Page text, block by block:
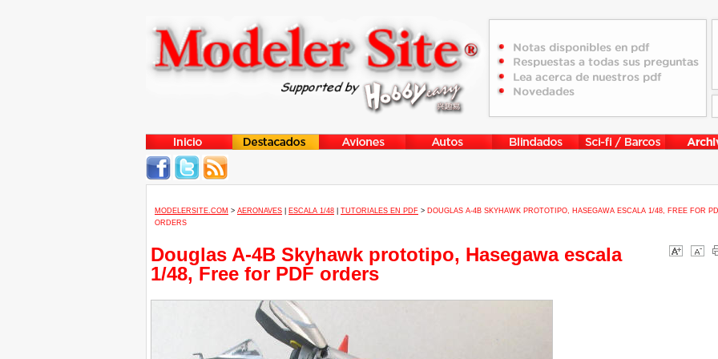
MODELERSITE.COM > AERONAVES ESCALA 1/48 TUTORIALES EN PDF > DOUGLAS A-4B SKYHAWK PROTOTIPO, HASEGAWA ESCALA 1/48, FREE FOR
ORDERS
Douglas A-4B Skyhawk prototipo, Hasegawa escala
1/48, Free for PDF orders